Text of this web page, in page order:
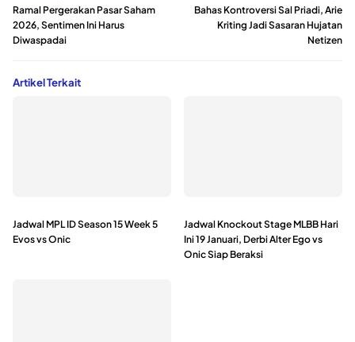
Ramal Pergerakan Pasar Saham
2026, Sentimen Ini Harus
Diwaspadai
Bahas Kontroversi Sal Priadi, Arie
Kriting Jadi Sasaran Hujatan
Netizen
Artikel Terkait
Jadwal MPL ID Season 15 Week 5
Evos vs Onic
Jadwal Knockout Stage MLBB Hari
Ini 19 Januari, Derbi Alter Ego vs
Onic Siap Beraksi